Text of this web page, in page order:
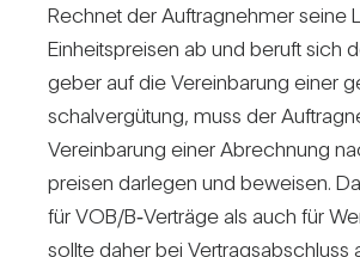
Rechnet der Auf­trag­nehmer seine
Ein­heits­preisen ab und beruft sich
geber auf die Ver­ein­ba­rung einer
schal­ver­gü­tung, muss der
Ver­ein­ba­rung einer Abrech­nung
preisen dar­legen und beweisen.
für VOB/​B‑Verträge als auch für
sollte daher bei Ver­trags­ab­schluss